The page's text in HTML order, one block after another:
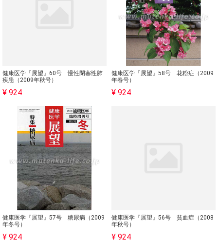
健康医学『展望』60号 慢性閉塞性肺
疾患（2009年秋号）
¥ 924
健康医学『展望』58号 花粉症（2009
年春号）
¥ 924
健康医学『展望』57号 糖尿病（2009
年冬号）
¥ 924
健康医学『展望』56号 貧血症（2008
年秋号）
¥ 924